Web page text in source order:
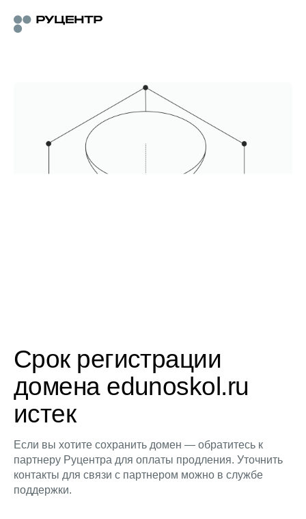
Срок регистрации
домена edunoskol.ru
истек
Если вы хотите сохранить домен — обратитесь к
партнеру Руцентра для оплаты продления. Уточнить
контакты для связи с партнером можно в службе
поддержки.